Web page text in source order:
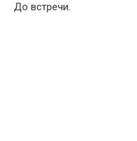
До встречи.